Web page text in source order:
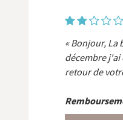
Bonjour, La
décembre j'ai
retour de